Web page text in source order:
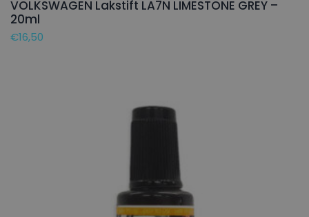
VOLKSWAGEN Lakstift LA7N LIMESTONE GREY –
20ml
€16,50